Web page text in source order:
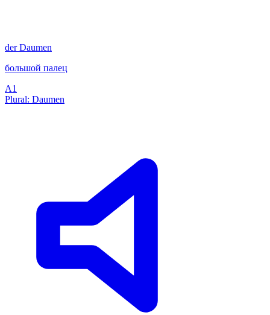
derDaumen
большой палец
A1
Plural: Daumen